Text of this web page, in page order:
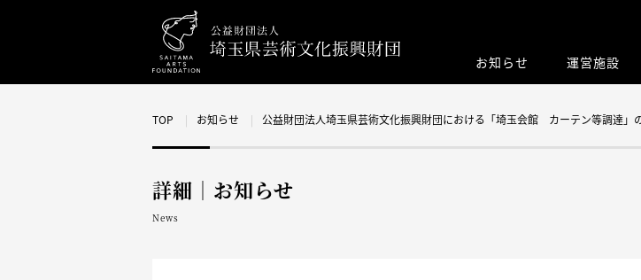
お知らせ 運営施設
TOP お知らせ 公益財団法人埼玉県芸術文化振興財団における「埼玉会館 カーテン等調達」
詳細｜お知らせ
News